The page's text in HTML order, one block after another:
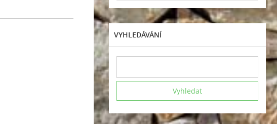
VYHLEDÁVÁNÍ